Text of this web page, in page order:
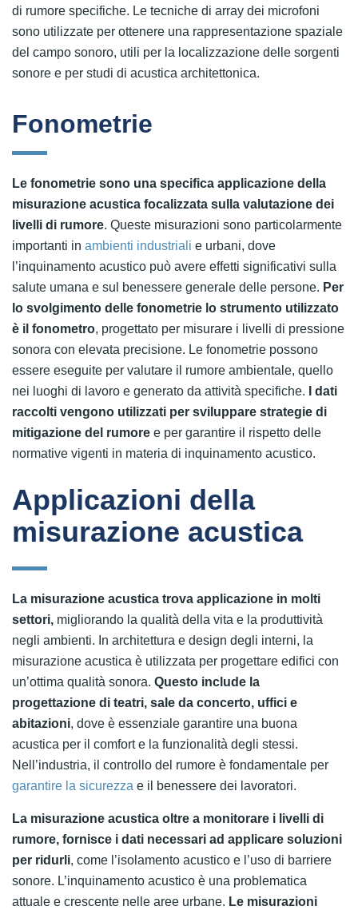
di rumore specifiche. Le tecniche di array dei microfoni
sono utilizzate per ottenere una rappresentazione spaziale
del campo sonoro, utili per la localizzazione delle sorgenti
sonore e per studi di acustica architettonica.
Fonometrie
Le fonometrie sono una specifica applicazione della
misurazione acustica focalizzata sulla valutazione dei
livelli di rumore. Queste misurazioni sono particolarmente
importanti in ambienti industriali e urbani, dove
l’inquinamento acustico può avere effetti significativi sulla
salute umana e sul benessere generale delle persone. Per
lo svolgimento delle fonometrie lo strumento utilizzato
è il fonometro, progettato per misurare i livelli di pressione
sonora con elevata precisione. Le fonometrie possono
essere eseguite per valutare il rumore ambientale, quello
nei luoghi di lavoro e generato da attività specifiche.
I dati
raccolti vengono utilizzati per sviluppare strategie di
mitigazione del rumore e per garantire il rispetto delle
normative vigenti in materia di inquinamento acustico.
Applicazioni della
misurazione acustica
La misurazione acustica trova applicazione in molti
settori, migliorando la qualità della vita e la produttività
negli ambienti. In architettura e design degli interni, la
misurazione acustica è utilizzata per progettare edifici con
un’ottima qualità sonora. Questo include la
progettazione di teatri, sale da concerto, uffici e
abitazioni, dove è essenziale garantire una buona
acustica per il comfort e la funzionalità degli stessi.
Nell’industria, il controllo del rumore è fondamentale per
garantire la sicurezza e il benessere dei lavoratori.
La misurazione acustica oltre a monitorare i livelli di
rumore, fornisce i dati necessari ad applicare soluzioni
per ridurli, come l’isolamento acustico e l’uso di barriere
sonore. L’inquinamento acustico è una problematica
attuale e crescente nelle aree urbane. Le misurazioni